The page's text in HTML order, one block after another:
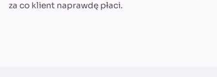
za co klient naprawdę płaci.